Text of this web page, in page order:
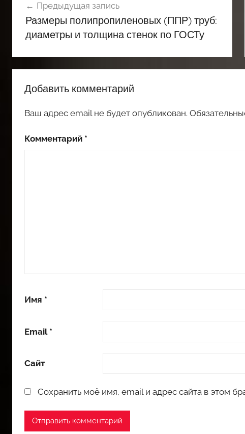
по
записям
Предыдущая запись
Размеры полипропиленовых (ППР) труб:
диаметры и толщина стенок по ГОСТу
Добавить комментарий
Ваш адрес email не будет опубликован.
Комментарий *
Имя *
Email *
Сайт
Сохранить моё имя, email и адрес сайта в этом